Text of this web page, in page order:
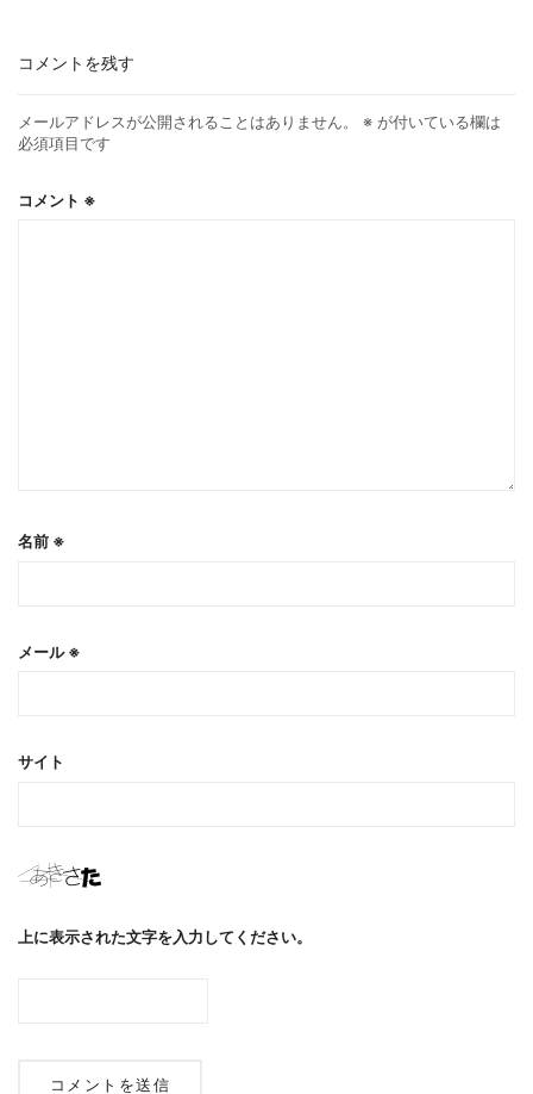
コメントを残す
メールアドレスが公開されることはありません。 ※ が付いている欄は
必須項目です
コメント ※
名前 ※
メール※
サイト
上に表示された文字を入力してください。